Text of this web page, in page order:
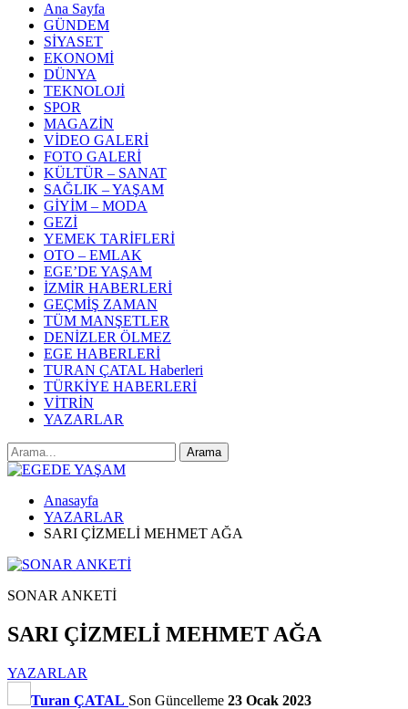
Ana Sayfa
GÜNDEM
SİYASET
EKONOMİ
DÜNYA
TEKNOLOJİ
SPOR
MAGAZİN
VİDEO GALERİ
FOTO GALERİ
KÜLTÜR – SANAT
SAĞLIK – YAŞAM
GİYİM – MODA
GEZİ
YEMEK TARİFLERİ
OTO – EMLAK
EGE’DE YAŞAM
İZMİR HABERLERİ
GEÇMİŞ ZAMAN
TÜM MANŞETLER
DENİZLER ÖLMEZ
EGE HABERLERİ
TURAN ÇATAL Haberleri
TÜRKİYE HABERLERİ
VİTRİN
YAZARLAR
Anasayfa
YAZARLAR
SARI ÇİZMELİ MEHMET AĞA
SONAR ANKETİ
SARI ÇİZMELİ MEHMET AĞA
YAZARLAR
Turan ÇATAL Son Güncelleme 23 Ocak 2023